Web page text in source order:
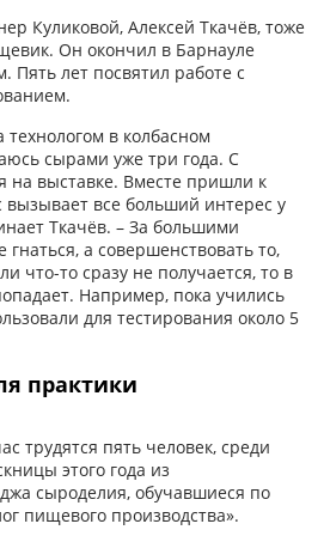
Куликовой, Алексей Ткачёв, тоже
Он окончил в Барнауле
Пять лет посвятил работе с
в колбасном
сырами уже три года. С
на выставке. Вместе пришли к
вызывает все больший интерес у
Ткачёв. – За большими
а совершенствовать то,
что-то сразу не получается, то в
Например, пока учились
для тестирования около 5
практики
трудятся пять человек, среди
этого года из
сыроделия, обучавшиеся по
пищевого производства».